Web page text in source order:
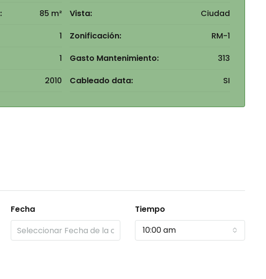
85 m²
1
1
2010
Vista:
Ciudad
Zonificación:
RM-1
Gasto Mantenimiento:
313
Cableado data:
SI
Fecha
Tiempo
10:00 am